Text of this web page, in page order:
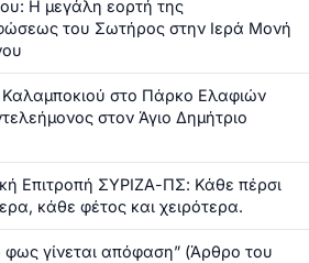
Η μεγάλη εορτή της
του Σωτήρος στην Ιερά Μονή
Καλαμποκιού στο Πάρκο Ελαφιών
στον Άγιο Δημήτριο
Επιτροπή ΣΥΡΙΖΑ-ΠΣ: Κάθε πέρσι
κάθε φέτος και χειρότερα.
φως γίνεται απόφαση” (Άρθρο του